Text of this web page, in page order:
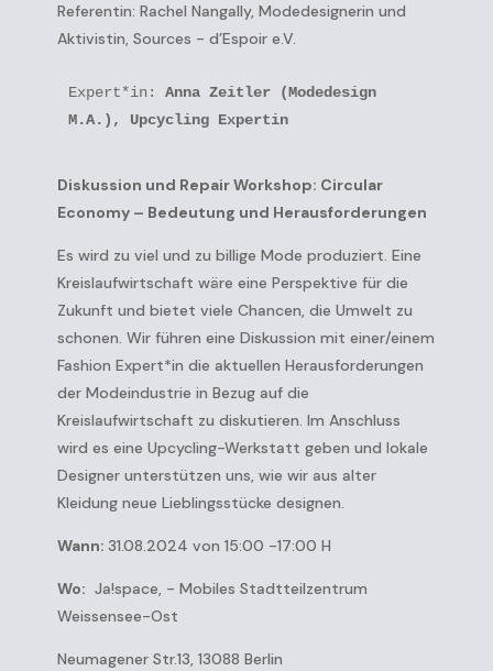
Referentin: Rachel Nangally, Modedesignerin und
Aktivistin, Sources - d’Espoir e.V.
Expert*in: Anna Zeitler (Modedesign
M.A.), Upcycling Expertin
Diskussion und Repair Workshop: Circular
Economy – Bedeutung und Herausforderungen
Es wird zu viel und zu billige Mode produziert. Eine
Kreislaufwirtschaft wäre eine Perspektive für die
Zukunft und bietet viele Chancen, die Umwelt zu
schonen. Wir führen eine Diskussion mit einer/einem
Fashion Expert*in die aktuellen Herausforderungen
der Modeindustrie in Bezug auf die
Kreislaufwirtschaft zu diskutieren. Im Anschluss
wird es eine Upcycling-Werkstatt geben und lokale
Designer unterstützen uns, wie wir aus alter
Kleidung neue Lieblingsstücke designen.
Wann:31.08.2024 von 15:00 -17:00 H
Wo: Ja!space, - Mobiles Stadtteilzentrum
Weissensee-Ost
Neumagener Str.13, 13088 Berlin